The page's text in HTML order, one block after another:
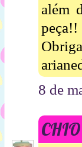
além
peça!!
8 de
CHIO